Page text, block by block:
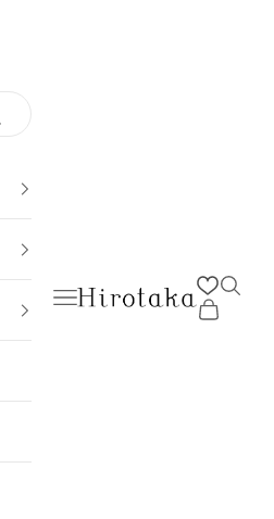
Hirotaka Jewelry | 公式オン
メニューを開く
検索を
カートを